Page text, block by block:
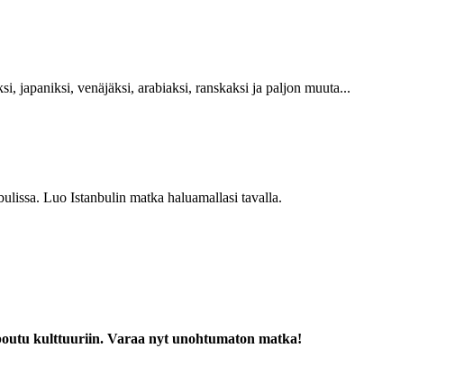
japaniksi, venäjäksi, arabiaksi, ranskaksi ja paljon muuta...
Luo Istanbulin matka haluamallasi tavalla.
kulttuuriin. Varaa nyt unohtumaton matka!